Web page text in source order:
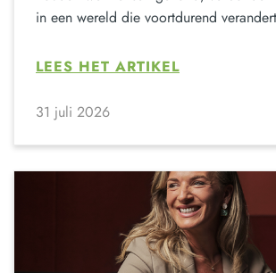
in een wereld die voortdurend
LEES HET ARTIKEL
31 juli 2026